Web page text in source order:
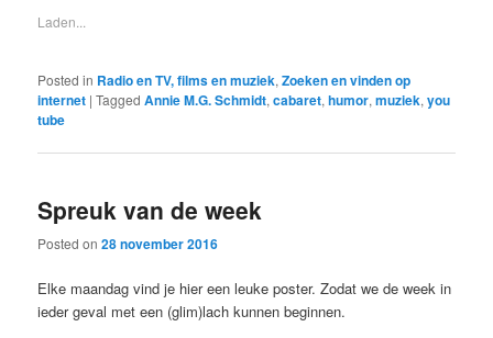
Laden...
Posted in Radio en TV, films en muziek,Zoeken en vinden op
internet |Tagged Annie M.G. Schmidt,cabaret,humor,muziek,you
tube
Spreuk van de week
Posted on28 november 2016
Elke maandag vind je hier een leuke poster. Zodat we de week in
ieder geval met een (glim)lach kunnen beginnen.